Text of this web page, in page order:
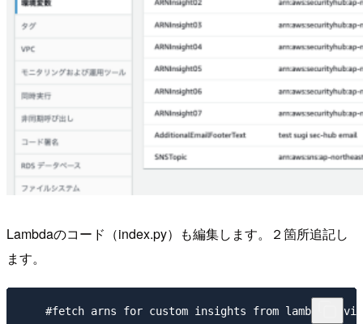
Lambdaのコード（index.py）も編集します。２箇所追記し
ます。
#fetch arns for custom insights from lambda